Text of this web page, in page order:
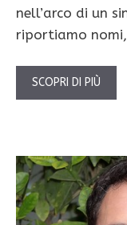
nell’arco di un
riportiamo
SCOPRI DI PIÙ